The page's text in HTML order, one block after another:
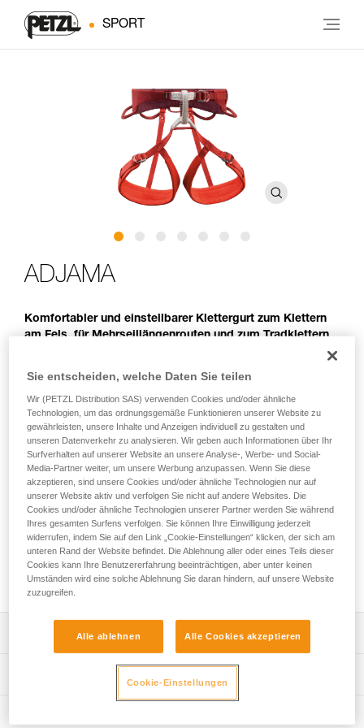
SPORT
ADJAMA
Komfortabler und einstellbarer Klettergurt zum Klettern
am Fels, für Mehrseillängenrouten und zum Tradklettern
zum Sportklettern am Fels, zum Klettern in
Mehrseillängenrouten und zum Tradklettern bestimmt. Dank
der verstellbaren Beinschlaufen passt er sich allen
Kletternden an. Dank der schmalen Konstruktion ohne
Schrägband ist er sowohl beim freien Hängen als auch beim
Klettern selbst komfortabel. An den fünf Materialschlaufen
lässt sich die gesamte Ausrüstung übersichtlich und
griffbereit verstauen.
Du brauchst Hilfe, um den passenden Gurt zu finden?
DEN PASSENDEN GURT FINDEN
Leistungsverzeichnis
Komfortabler und verstellbarer Klettergurt:
- Hüftgurt und Beinschlaufen sind schmal und ohne
Schrägband gearbeitet für einen bequemen Halt.
Polyurethan, hochdichtes Polyethylen, Aluminium
Sie entscheiden, welche Daten Sie teilen
Wir (PETZL Distribution SAS) verwenden Cookies und/oder ähnliche
Technologien, um das ordnungsgemäße Funktionieren unserer Website zu
gewährleisten, unsere Inhalte und Anzeigen individuell zu gestalten und
unseren Datenverkehr zu analysieren. Wir geben auch Informationen über Ihr
Surfverhalten auf unserer Website an unsere Analyse-, Werbe- und Social-
Media-Partner weiter, um unsere Werbung anzupassen. Wenn Sie diese
akzeptieren, sind unsere Cookies und/oder ähnliche Technologien nur auf
unserer Website aktiv und verfolgen Sie nicht auf andere Websites. Die
Cookies und/oder ähnliche Technologien unserer Partner werden Sie während
Ihres gesamten Surfens verfolgen. Sie können Ihre Einwilligung jederzeit
widerrufen, indem Sie auf den Link „Cookie-Einstellungen“ klicken, der sich am
unteren Rand der Website befindet. Die Ablehnung aller oder eines Teils dieser
Cookies kann Ihre Benutzererfahrung beeinträchtigen, aber unter keinen
Umständen wird eine solche Ablehnung Sie daran hindern, auf unsere Website
zuzugreifen.
Alle ablehnen Alle Cookies akzeptieren
Cookie-Einstellungen